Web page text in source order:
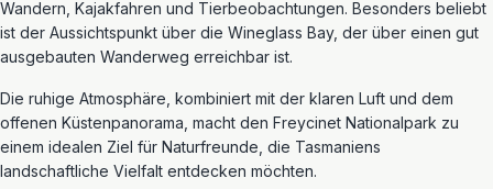
Wandern, Kajakfahren und Tierbeobachtungen. Besonders beliebt
ist der Aussichtspunkt über die Wineglass Bay, der über einen gut
ausgebauten Wanderweg erreichbar ist.
Die ruhige Atmosphäre, kombiniert mit der klaren Luft und dem
offenen Küstenpanorama, macht den Freycinet Nationalpark zu
einem idealen Ziel für Naturfreunde, die Tasmaniens
landschaftliche Vielfalt entdecken möchten.